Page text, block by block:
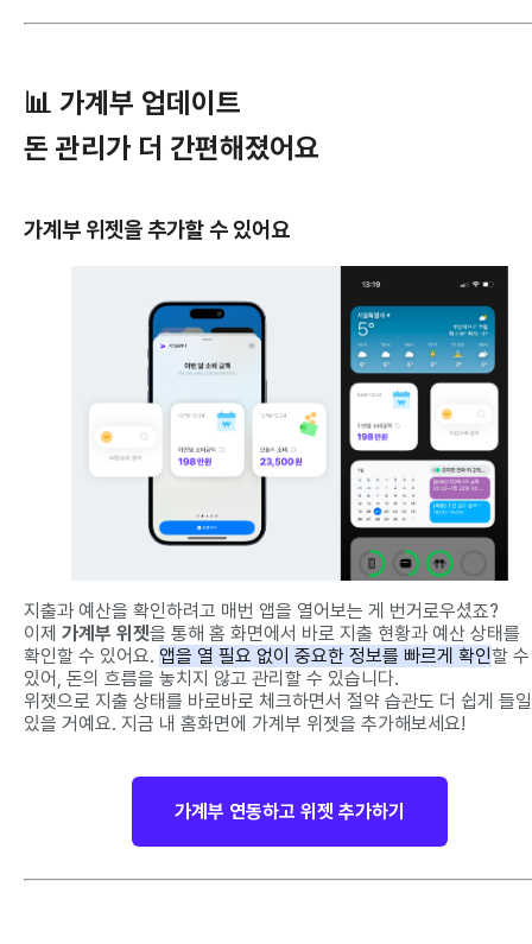
📊 가계부 업데이트
돈 관리가 더 간편해졌어요
가계부 위젯을 추가할 수 있어요
지출과 예산을 확인하려고 매번 앱을 열어보는 게 번거로우셨죠?
이제 가계부 위젯을 통해 홈 화면에서 바로 지출 현황과 예산 상태를
확인할 수 있어요. 앱을 열 필요 없이 중요한 정보를 빠르게 확인할 수
있어, 돈의 흐름을 놓치지 않고 관리할 수 있습니다.
위젯으로 지출 상태를 바로바로 체크하면서 절약 습관도 더 쉽게 들
있을 거예요. 지금 내 홈화면에 가계부 위젯을 추가해보세요!
가계부 연동하고 위젯 추가하기